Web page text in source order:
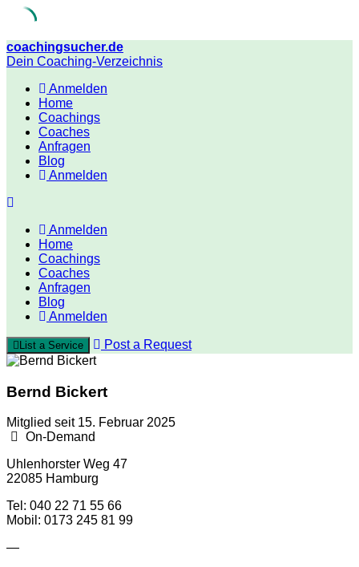
Skip
to
coachingsucher.de
Dein Coaching-Verzeichnis
Anmelden
Home
Coachings
Coaches
Anfragen
Blog
Anmelden
Anmelden
Home
Coachings
Coaches
Anfragen
Blog
Anmelden
List a Service Post a Request
Bernd Bickert
Mitglied seit 15. Februar 2025
On-Demand
Uhlenhorster Weg 47
22085 Hamburg
Tel: 040 22 71 55 66
Mobil: 0173 245 81 99
—